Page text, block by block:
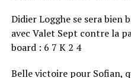
Didier Logghe se sera bien
avec Valet Sept contre la
board : 6 7 K 2 4
Belle victoire pour Sofian,